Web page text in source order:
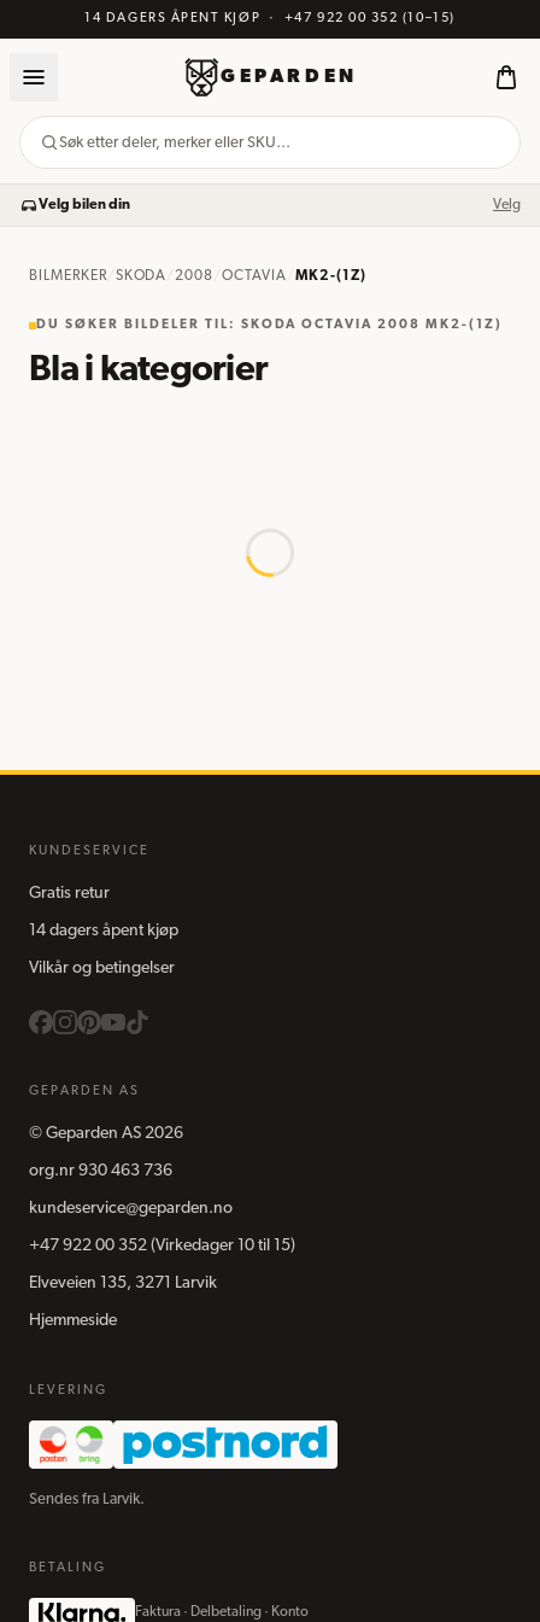
14 DAGERS ÅPENT KJØP · +47 922 00 352 (10–15)
GEPARDEN
Søk etter deler, merker eller SKU…
Velg bilen din Velg
BILMERKER/ SKODA /2008 /OCTAVIA MK2-(1Z)
DU SØKER BILDELER TIL : SKODA OCTAVIA 2008 MK2-(1Z)
Bla i kategorier
KUNDESERVICE
Gratis retur
14 dagers åpent kjøp
Vilkår og betingelser
GEPARDEN AS
© Geparden AS 2026
org.nr 930 463 736
kundeservice@geparden.no
+47 922 00 352 (Virkedager 10 til 15)
Elveveien 135, 3271 Larvik
Hjemmeside
LEVERING
Sendes fra Larvik.
BETALING
Faktura · Delbetaling · Konto